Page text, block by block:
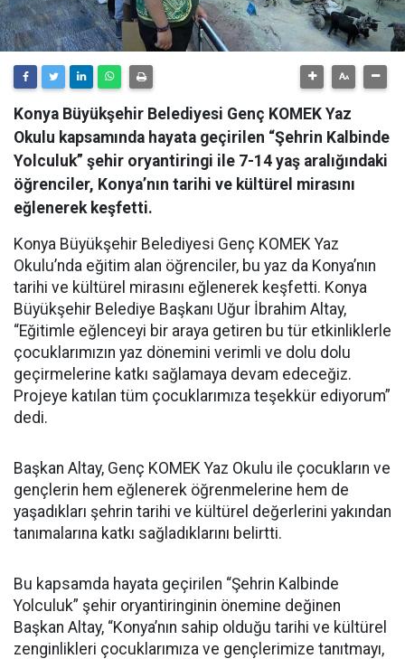
Konya Büyükşehir Belediyesi Genç KOMEK Yaz
Okulu kapsamında hayata geçirilen “Şehrin Kalbinde
Yolculuk” şehir oryantiringi ile 7-14 yaş aralığındaki
öğrenciler, Konya’nın tarihi ve kültürel mirasını
eğlenerek keşfetti.
Konya Büyükşehir Belediyesi Genç KOMEK Yaz
Okulu’nda eğitim alan öğrenciler, bu yaz da Konya’nın
tarihi ve kültürel mirasını eğlenerek keşfetti. Konya
Büyükşehir Belediye Başkanı Uğur İbrahim Altay,
“Eğitimle eğlenceyi bir araya getiren bu tür etkinliklerle
çocuklarımızın yaz dönemini verimli ve dolu dolu
geçirmelerine katkı sağlamaya devam edeceğiz.
Projeye katılan tüm çocuklarımıza teşekkür ediyorum”
dedi.
Başkan Altay, Genç KOMEK Yaz Okulu ile çocukların ve
gençlerin hem eğlenerek öğrenmelerine hem de
yaşadıkları şehrin tarihi ve kültürel değerlerini yakından
tanımalarına katkı sağladıklarını belirtti.
Bu kapsamda hayata geçirilen “Şehrin Kalbinde
Yolculuk” şehir oryantiringinin önemine değinen
Başkan Altay, “Konya’nın sahip olduğu tarihi ve kültürel
zenginlikleri çocuklarımıza ve gençlerimize tanıtmayı,